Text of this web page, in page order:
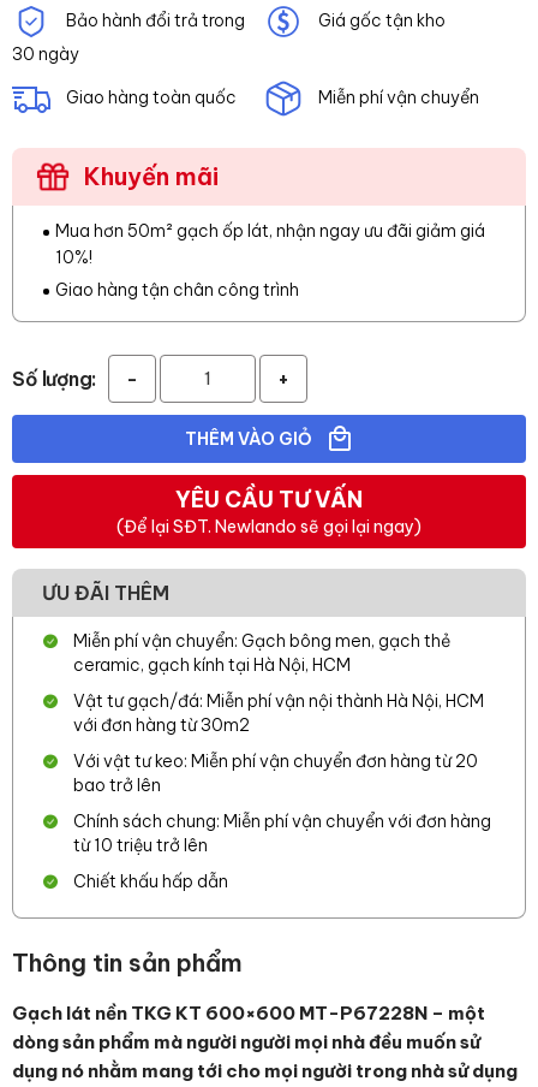
Bảo hành đổi trả trong
30 ngày
Giá gốc tận kho
Giao hàng toàn quốc Miễn phí vận chuyển
Khuyến mãi
Mua hơn 50m² gạch ốp lát, nhận ngay ưu đãi giảm giá
10%!
Giao hàng tận chân công trình
Số lượng: - +
THÊM VÀO GIỎ
YÊU CẦU TƯ VẤN
(Để lại SĐT. Newlando sẽ gọi lại ngay)
ƯU ĐÃI THÊM
Miễn phí vận chuyển: Gạch bông men, gạch thẻ
ceramic, gạch kính tại Hà Nội, HCM
Vật tư gạch/đá: Miễn phí vận nội thành Hà Nội, HCM
với đơn hàng từ 30m2
Với vật tư keo: Miễn phí vận chuyển đơn hàng từ 20
bao trở lên
Chính sách chung: Miễn phí vận chuyển với đơn hàng
từ 10 triệu trở lên
Chiết khấu hấp dẫn
Thông tin sản phẩm
Gạch lát nền TKG KT 600×600 MT-P67228N – một
dòng sản phẩm mà người người mọi nhà đều muốn sử
dụng nó nhằm mang tới cho mọi người trong nhà sử dụng